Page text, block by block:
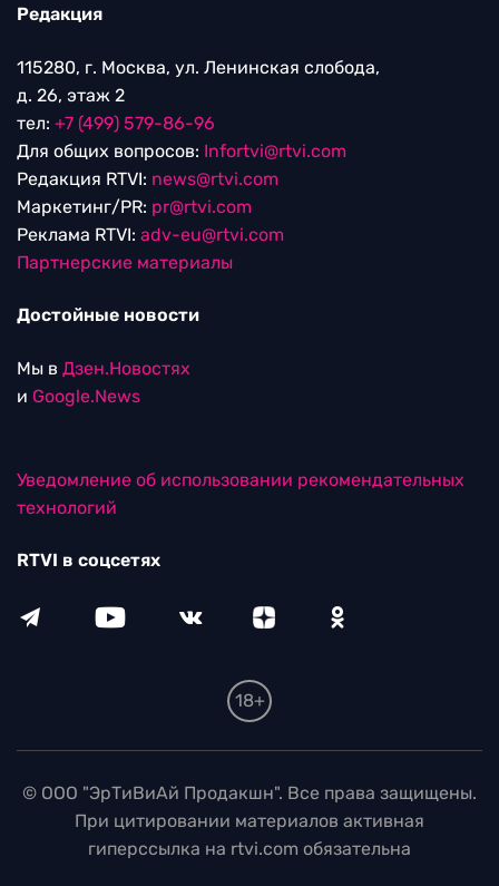
Редакция
115280, г. Москва, ул. Ленинская слобода,
д. 26, этаж 2
тел: +7 (499) 579-86-96
Для общих вопросов: Infortvi@rtvi.com
Редакция RTVI: news@rtvi.com
Маркетинг/PR: pr@rtvi.com
Реклама RTVI: adv-eu@rtvi.com
Партнерские материалы
Достойные новости
Мы в Дзен.Новостях
и Google.News
Уведомление об использовании рекомендательных
технологий
RTVI в соцсетях
18+
© ООО "ЭрТиВиАй Продакшн". Все права защищены.
При цитировании материалов активная
гиперссылка на rtvi.com обязательна